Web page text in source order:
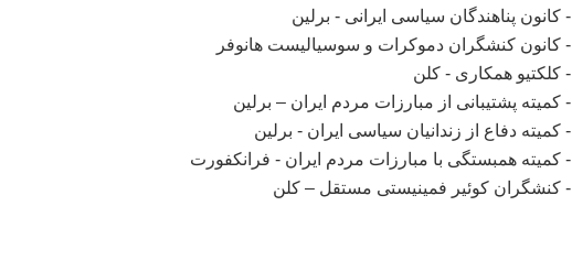
- کانون پناهندگان سیاسی ایرانی - برلین
- کانون کنشگران دموکرات و سوسیالیست هانوفر
- کلکتیو همکاری - کلن
- کمیته پشتیبانی از مبارزات مردم ایران – برلین
- کمیته دفاع از زندانیان سیاسی ایران - برلین
- کمیته همبستگی با مبارزات مردم ایران - فرانکفورت
- کنشگران کوئیر فمینیستی مستقل – کلن